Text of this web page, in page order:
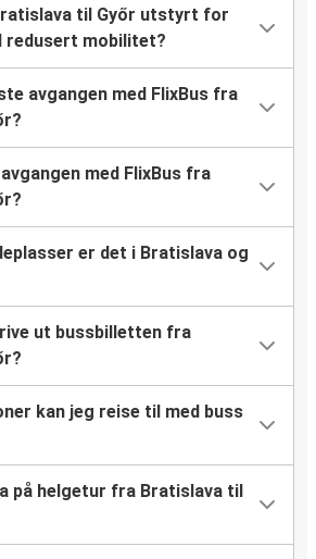
til Győr utstyrt for
redusert mobilitet?
avgangen med FlixBus fra
med FlixBus fra
er det i Bratislava og
ut bussbilletten fra
kan jeg reise til med buss
på helgetur fra Bratislava til